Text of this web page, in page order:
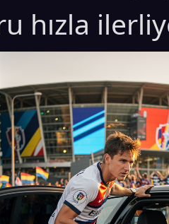
hızla